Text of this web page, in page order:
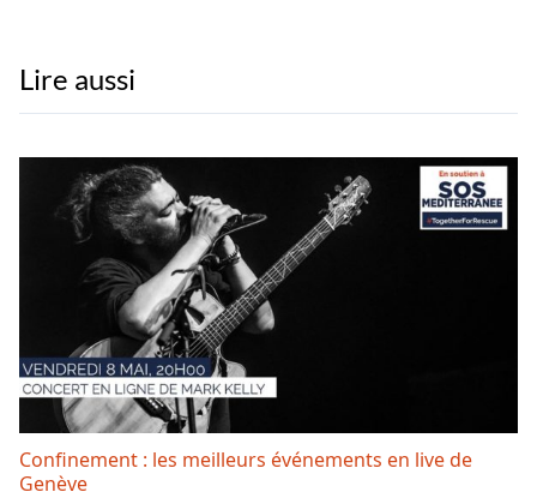
Lire aussi
Confinement : les meilleurs événements en live de
Genève